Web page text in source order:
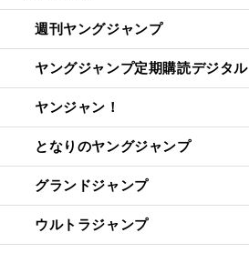
週刊ヤングジャンプ
ヤングジャンプ定期購読デジタル
ヤンジャン！
となりのヤングジャンプ
グランドジャンプ
ウルトラジャンプ